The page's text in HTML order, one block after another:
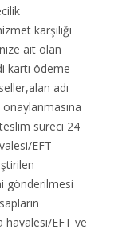
karşılığı
ait olan
kartı ödeme
adı
süreci 24
EFT
gönderilmesi
havalesi/EFT ve